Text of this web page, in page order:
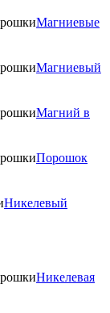
Магниевые
Магниевый
Магний в
Порошок
Никелевый
Никелевая